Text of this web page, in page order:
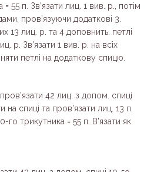
55 п. Зв’язати лиц. 1 вив. р., потім
пров’язуючи додаткові 3.
13 лиц. р. та 4 доповнить. петлі
р. Зв’язати 1 вив. р. на всіх
петлі на додаткову спицю.
42 лиц. з допом. спиці
на спиці та пров’язати лиц. 13 п.
го трикутника = 55 п. В’язати як